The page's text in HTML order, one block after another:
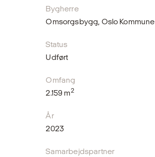
Bygherre
Omsorgsbygg, Oslo Kommune
Status
Udført
Omfang
2.159 m2
År
2023
Samarbejdspartner